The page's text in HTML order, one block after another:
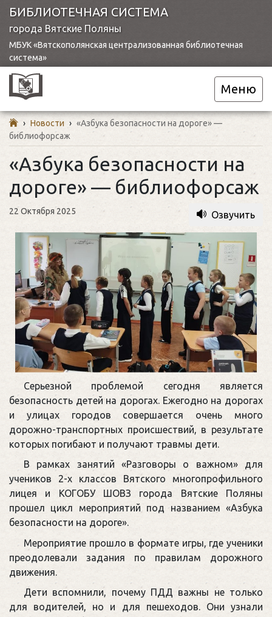
БИБЛИОТЕЧНАЯ СИСТЕМА
города Вятские Поляны
МБУК «Вятскополянская централизованная библиотечная
система»
Меню
› Новости › «Азбука безопасности на дороге» —
библиофорсаж
«Азбука безопасности на
дороге» — библиофорсаж
22 Октября 2025 Озвучить
Серьезной проблемой сегодня является
безопасность детей на дорогах. Ежегодно на дорогах
и улицах городов совершается очень много
дорожно-транспортных происшествий, в результате
которых погибают и получают травмы дети.
В рамках занятий «Разговоры о важном» для
учеников 2-х классов Вятского многопрофильного
лицея и КОГОБУ ШОВЗ города Вятские Поляны
прошел цикл мероприятий под названием «Азбука
безопасности на дороге».
Мероприятие прошло в формате игры, где ученики
преодолевали задания по правилам дорожного
движения.
Дети вспомнили, почему ПДД важны не только
для водителей, но и для пешеходов. Они узнали